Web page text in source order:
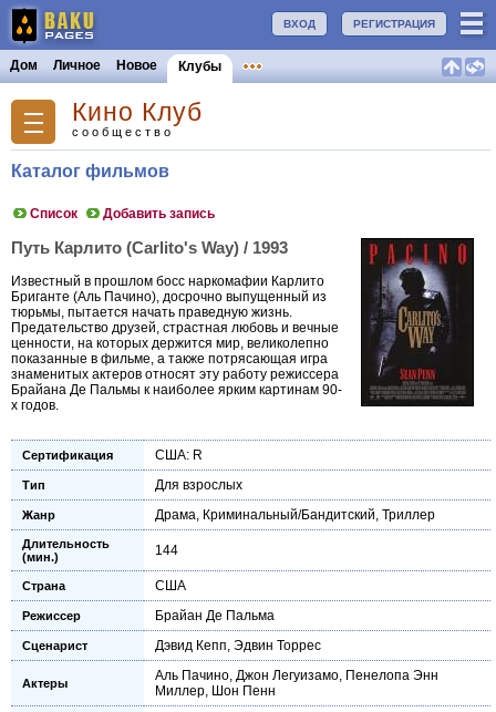
РЕГИСТРАЦИЯ
ВХОД
Дом Личное Новое Клубы
Кино Клуб
сообщество
Каталог фильмов
Список Добавить запись
Путь Карлито (Carlito's Way) / 1993
Известный в прошлом босс наркомафии Карлито
Бриганте (Аль Пачино), досрочно выпущенный из
тюрьмы, пытается начать праведную жизнь.
Предательство друзей, страстная любовь и вечные
ценности, на которых держится мир, великолепно
показанные в фильме, а также потрясающая игра
знаменитых актеров относят эту работу режиссера
Брайана Де Пальмы к наиболее ярким картинам 90-
х годов.
Сертификация США: R
Тип Для взрослых
Жанр Драма, Криминальный/Бандитский, Триллер
Длительность
(мин.)
144
Страна США
Режиссер Брайан Де Пальма
Сценарист Дэвид Кепп, Эдвин Торрес
Актеры Аль Пачино, Джон Легуизамо, Пенелопа Энн
Миллер, Шон Пенн